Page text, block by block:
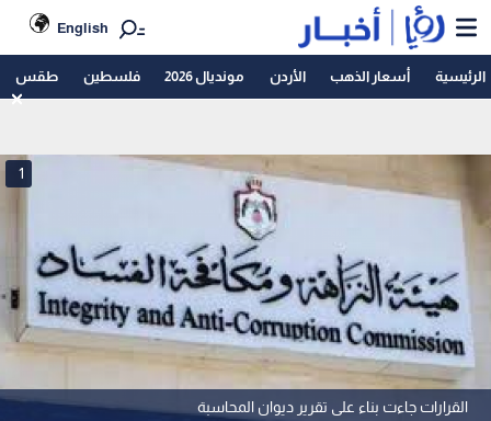
English
الرئيسية أسعار الذهب الأردن مونديال 2026 فلسطين طقس
القرارات جاءت بناء على تقرير ديوان المحاسبة
1